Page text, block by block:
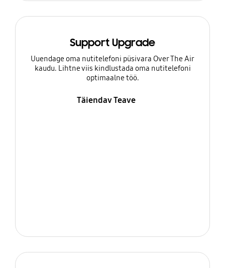
Support Upgrade
Uuendage oma nutitelefoni püsivara Over The Air
kaudu. Lihtne viis kindlustada oma nutitelefoni
optimaalne töö.
Täiendav Teave